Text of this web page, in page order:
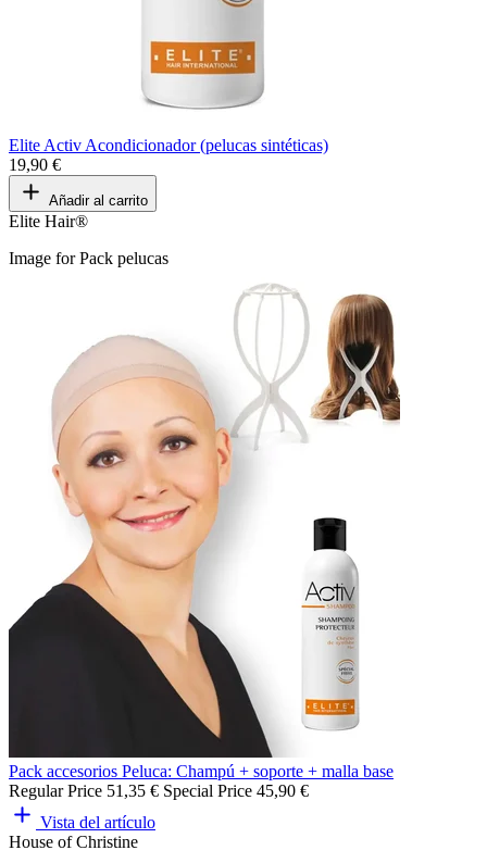
Elite Activ Acondicionador (pelucas sintéticas)
19,90 €
Añadir al carrito
Elite Hair®
Image for Pack pelucas
Pack accesorios Peluca: Champú + soporte + malla base
Regular Price 51,35 € Special Price 45,90 €
Vista del artículo
House of Christine